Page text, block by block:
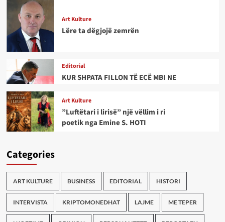
Art Kulture
Lëre ta dëgjojë zemrën
Editorial
KUR SHPATA FILLON TË ECË MBI NE
Art Kulture
”Luftëtari i lirisë” një vëllim i ri
poetik nga Emine S. HOTI
Categories
ART KULTURE BUSINESS EDITORIAL HISTORI
INTERVISTA KRIPTOMONEDHAT LAJME ME TEPER